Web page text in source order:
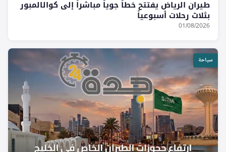
طيران الرياض يفتتح خطاً جوياً مباشراً إلى كوالالمبور
بثلاث رحلات أسبوعياً
01/08/2026
سياحة